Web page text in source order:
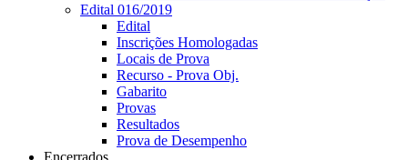
Edital 016/2019
Edital
Inscrições Homologadas
Locais de Prova
Recurso - Prova Obj.
Gabarito
Provas
Resultados
Prova de Desempenho